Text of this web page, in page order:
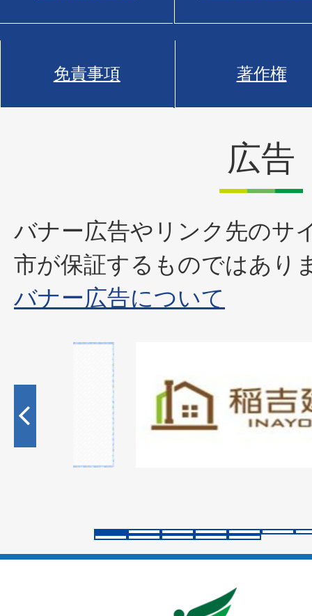
免責事項 著作権
広告
バナー広告やリンク先のサ
市が保証するものではあり
バナー広告について
1
枚
目
の
ラ
イ